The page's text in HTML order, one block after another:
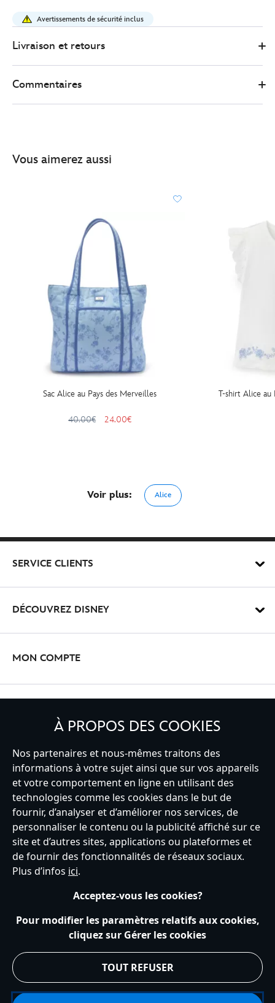
au-
pays-
442051326287.html
http://schema.org/OutOfStock
Avertissements de sécurité inclus
Livraison et retours
Commentaires
Vous aimerez aussi
Sac Alice au Pays des Merveilles
40.00€ 24.00€
T-shirt Alice au
Voir plus: Alice
SERVICE CLIENTS
DÉCOUVREZ DISNEY
MON COMPTE
France
Service clients Conditions d’utilisation
Trouver un magasin
Plan du site
Règles de respect de la vie privée
Politique de cookies
Notice relative à la confidentialité
Conditions générales de vente
À PROPOS DES COOKIES
Nos partenaires et nous-mêmes traitons des
informations à votre sujet ainsi que sur vos appareils
et votre comportement en ligne en utilisant des
technologies comme les cookies dans le but de
fournir, d’analyser et d’améliorer nos services, de
personnaliser le contenu ou la publicité affiché sur ce
site et d’autres sites, applications ou plateformes et
de fournir des fonctionnalités de réseaux sociaux.
Plus d’infos ici.
Acceptez-vous les cookies?
Pour modifier les paramètres relatifs aux cookies,
cliquez sur Gérer les cookies
TOUT REFUSER